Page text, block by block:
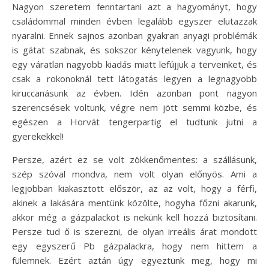
Nagyon szeretem fenntartani azt a hagyományt, hogy
családommal minden évben legalább egyszer elutazzak
nyaralni. Ennek sajnos azonban gyakran anyagi problémák
is gátat szabnak, és sokszor kénytelenek vagyunk, hogy
egy váratlan nagyobb kiadás miatt lefújjuk a terveinket, és
csak a rokonoknál tett látogatás legyen a legnagyobb
kiruccanásunk az évben. Idén azonban pont nagyon
szerencsések voltunk, végre nem jött semmi közbe, és
egészen a Horvát tengerpartig el tudtunk jutni a
gyerekekkel!
Persze, azért ez se volt zökkenőmentes: a szállásunk,
szép szóval mondva, nem volt olyan előnyös. Ami a
legjobban kiakasztott először, az az volt, hogy a férfi,
akinek a lakására mentünk közölte, hogyha főzni akarunk,
akkor még a gázpalackot is nekünk kell hozzá biztosítani.
Persze tud ő is szerezni, de olyan irreális árat mondott
egy egyszerű Pb gázpalackra, hogy nem hittem a
fülemnek. Ezért aztán úgy egyeztünk meg, hogy mi